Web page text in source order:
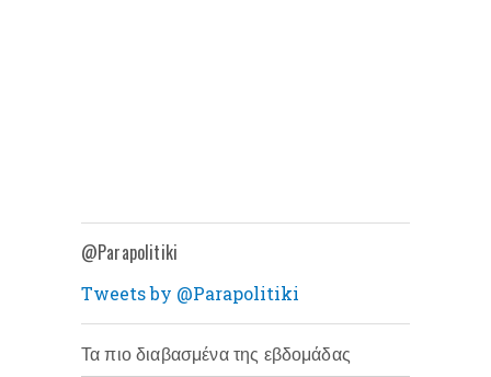
@Parapolitiki
Tweets by @Parapolitiki
Τα πιο διαβασμένα της εβδομάδας